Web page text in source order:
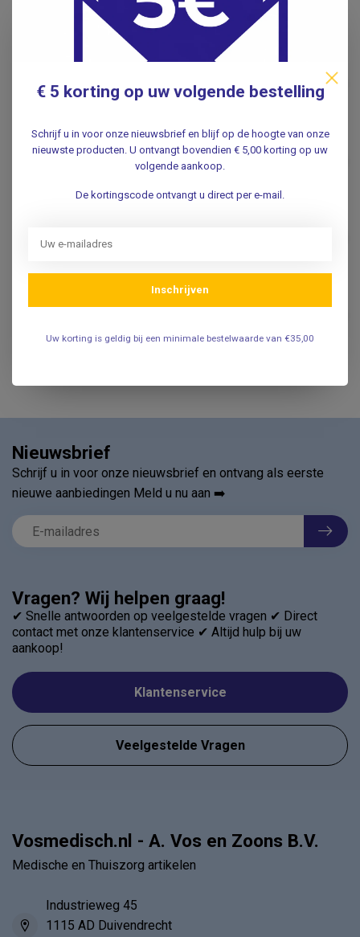
Gerelateerde producten
Anti-slip mat rechthoekig
.
€31,95
Anti-slip mat rond 19 cm
Blauw of Rood
€14,95
.
Anti-slip mat rechthoekig
Rood 25,5 x 18,5 cm
Vragen? Wij helpen graag!
✔ Snelle antwoorden op veelgestelde vragen ✔ Direct
contact met onze klantenservice ✔ Altijd hulp bij uw
aankoop!
Klantenservice
Veelgestelde Vragen
Nieuwsbrief
Schrijf u in voor onze nieuwsbrief en ontvang als eerste
nieuwe aanbiedingen Meld u nu aan ➡️
Vosmedisch.nl - A. Vos en Zoons B.V.
Medische en Thuiszorg artikelen
Industrieweg 45
1115 AD Duivendrecht
€ 5 korting op uw volgende bestelling
Schrijf u in voor onze nieuwsbrief en blijf op de hoogte van onze
nieuwste producten. U ontvangt bovendien € 5,00 korting op uw
volgende aankoop.
De kortingscode ontvangt u direct per e-mail.
Inschrijven
Uw korting is geldig bij een minimale bestelwaarde van €35,00